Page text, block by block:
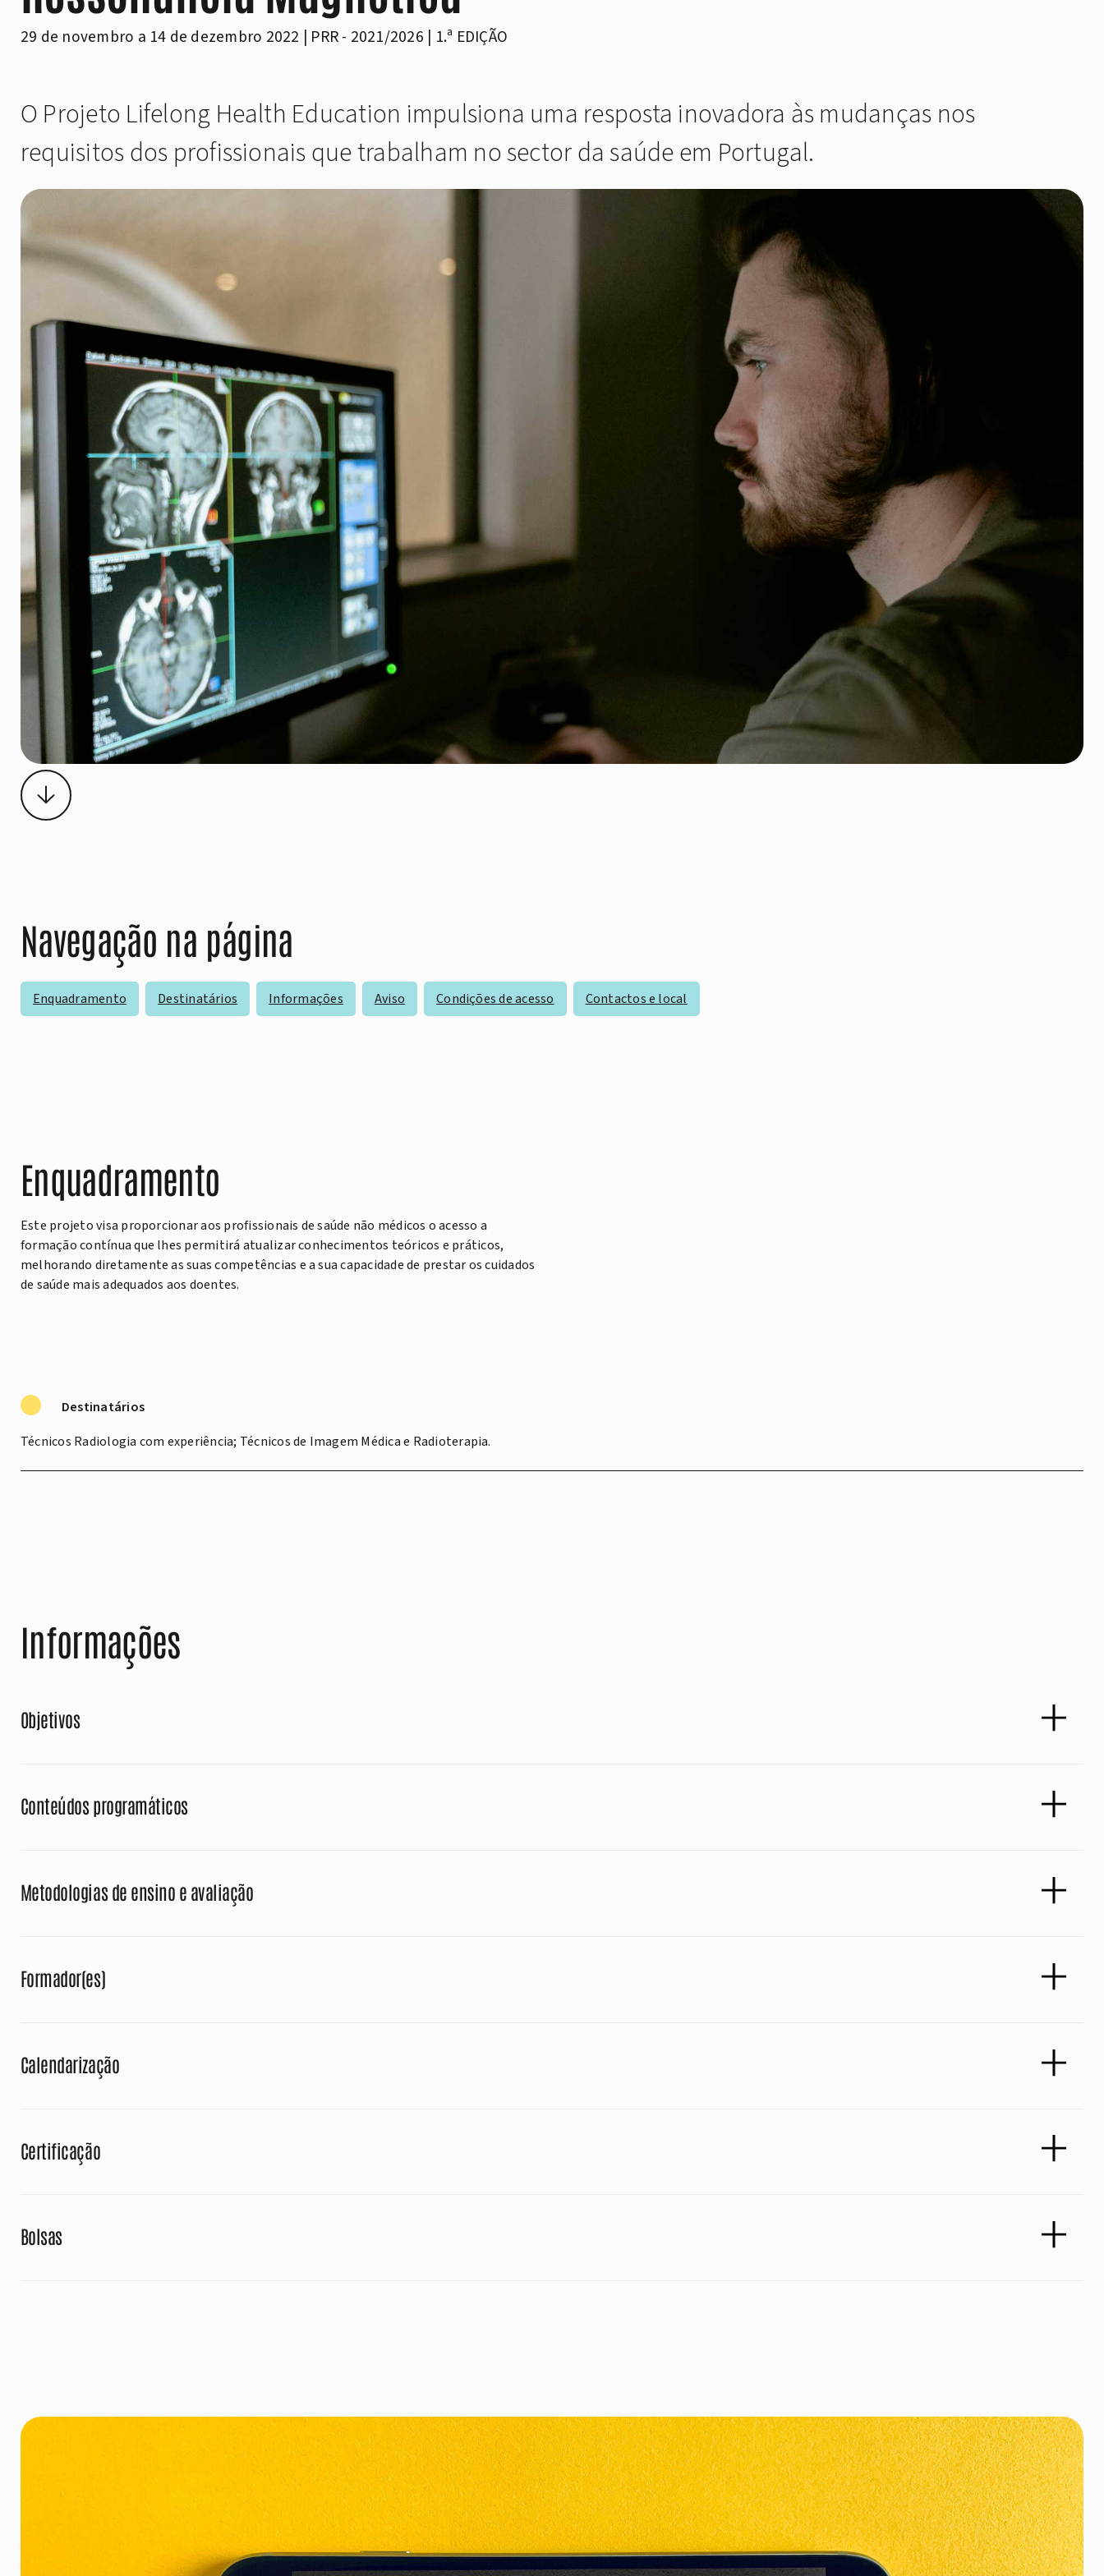
29 de novembro a 14 de dezembro 2022 | PRR - 2021/2026 | 1.ª EDIÇÃO
O Projeto Lifelong Health Education impulsiona uma resposta inovadora às mudanças nos
requisitos dos profissionais que trabalham no sector da saúde em Portugal.
Navegação na página
Enquadramento Destinatários Informações Aviso Condições de acesso Contactos e local
Enquadramento
Este projeto visa proporcionar aos profissionais de saúde não médicos o acesso a
formação contínua que lhes permitirá atualizar conhecimentos teóricos e práticos,
melhorando diretamente as suas competências e a sua capacidade de prestar os cuidados
de saúde mais adequados aos doentes.
Destinatários
Técnicos Radiologia com experiência; Técnicos de Imagem Médica e Radioterapia.
Informações
Objetivos
Conteúdos programáticos
Metodologias de ensino e avaliação
Formador(es)
Calendarização
Certificação
Bolsas